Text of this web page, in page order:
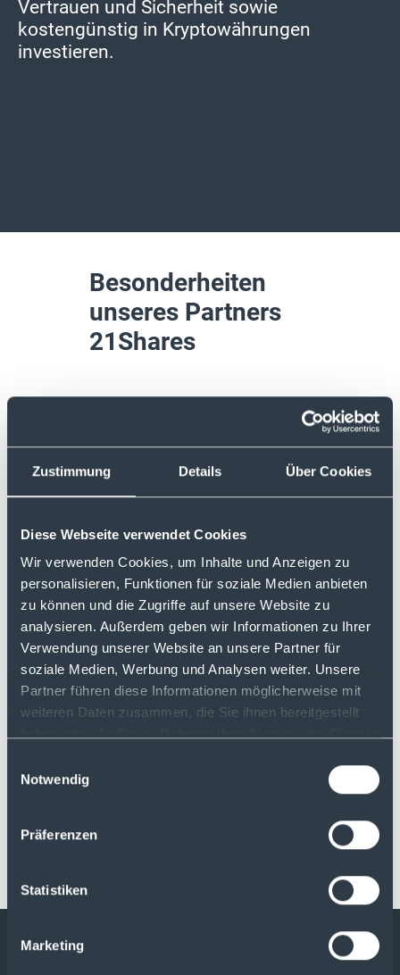
Zustimmung Details Über Cookies
Diese Webseite verwendet Cookies
Wir verwenden Cookies, um Inhalte und Anzeigen zu
personalisieren, Funktionen für soziale Medien anbieten
zu können und die Zugriffe auf unsere Website zu
analysieren. Außerdem geben wir Informationen zu Ihrer
Verwendung unserer Website an unsere Partner für
soziale Medien, Werbung und Analysen weiter. Unsere
Partner führen diese Informationen möglicherweise mit
weiteren Daten zusammen, die Sie ihnen bereitgestellt
Notwendig
Präferenzen
Statistiken
Marketing
Vertrauen und Sicherheit sowie
kostengünstig in Kryptowährungen
investieren.
Besonderheiten
unseres Partners
21Shares
Die 21Shares ETPs sind bei justTRADE an allen
drei angebunden Börsen Quotrix, LS Exchange
Aktuelle Markttrends
Auf der 21Shares-Webseitefinden Sie unter
„Factsheets“ erstklassige, datengetriebene
Einblicke in den Krypto-Asset-Markt.
Alle Kurse kostenfrei und in
Handel der 21Shares ETPs ist selbstverständlich
für Sie kostenfrei und in Echtzeit.